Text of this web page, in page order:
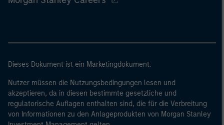
Dieses Dokument ist ein Marketingdokument.
Nutzer müssen die Nutzungsbedingungen lesen und
akzeptieren, da in diesen bestimmte gesetzliche und
regulatorische Auflagen enthalten sind, die für die Verbreitung
von Informationen zu den Anlageprodukten von Morgan Stanley